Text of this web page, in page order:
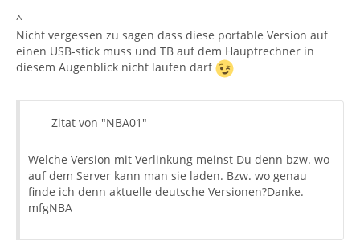
^
Nicht vergessen zu sagen dass diese portable Version auf
einen USB-stick muss und TB auf dem Hauptrechner in
diesem Augenblick nicht laufen darf
Zitat von "NBA01"
Welche Version mit Verlinkung meinst Du denn bzw. wo
auf dem Server kann man sie laden. Bzw. wo genau
finde ich denn aktuelle deutsche Versionen?Danke.
mfgNBA